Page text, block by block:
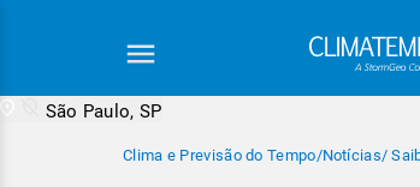
São Paulo, SP
Clima e Previsão do Tempo/Notícias/